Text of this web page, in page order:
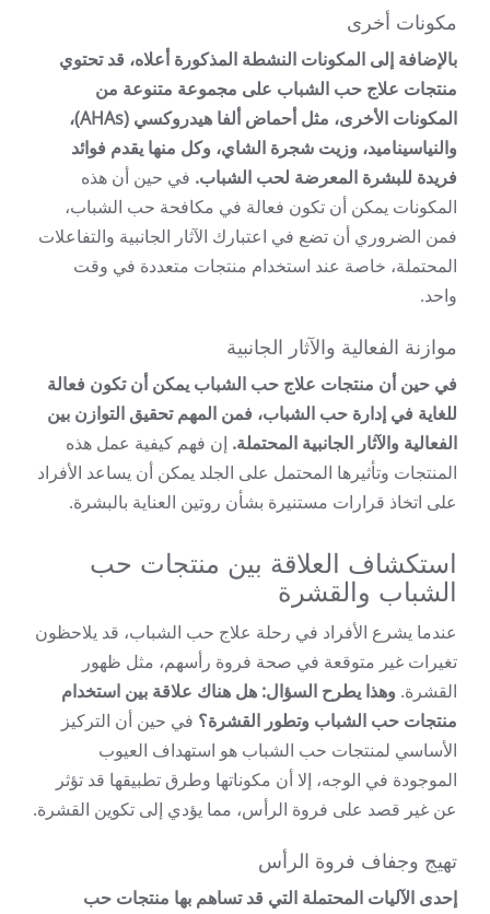
مكونات أخرى
بالإضافة إلى المكونات النشطة المذكورة أعلاه، قد تحتوي
منتجات علاج حب الشباب على مجموعة متنوعة من
المكونات الأخرى، مثل أحماض ألفا هيدروكسي (AHAs)،
والنياسيناميد، وزيت شجرة الشاي، وكل منها يقدم فوائد
فريدة للبشرة المعرضة لحب الشباب. في حين أن هذه
المكونات يمكن أن تكون فعالة في مكافحة حب الشباب،
فمن الضروري أن تضع في اعتبارك الآثار الجانبية والتفاعلات
المحتملة، خاصة عند استخدام منتجات متعددة في وقت
واحد.
موازنة الفعالية والآثار الجانبية
في حين أن منتجات علاج حب الشباب يمكن أن تكون فعالة
للغاية في إدارة حب الشباب، فمن المهم تحقيق التوازن بين
الفعالية والآثار الجانبية المحتملة. إن فهم كيفية عمل هذه
المنتجات وتأثيرها المحتمل على الجلد يمكن أن يساعد الأفراد
على اتخاذ قرارات مستنيرة بشأن روتين العناية بالبشرة.
استكشاف العلاقة بين منتجات حب
الشباب والقشرة
عندما يشرع الأفراد في رحلة علاج حب الشباب، قد يلاحظون
تغيرات غير متوقعة في صحة فروة رأسهم، مثل ظهور
القشرة. وهذا يطرح السؤال: هل هناك علاقة بين استخدام
منتجات حب الشباب وتطور القشرة؟ في حين أن التركيز
الأساسي لمنتجات حب الشباب هو استهداف العيوب
الموجودة في الوجه، إلا أن مكوناتها وطرق تطبيقها قد تؤثر
عن غير قصد على فروة الرأس، مما يؤدي إلى تكوين القشرة.
تهيج وجفاف فروة الرأس
إحدى الآليات المحتملة التي قد تساهم بها منتجات حب